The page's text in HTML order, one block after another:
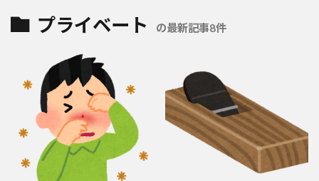
プライベート の最新記事8件